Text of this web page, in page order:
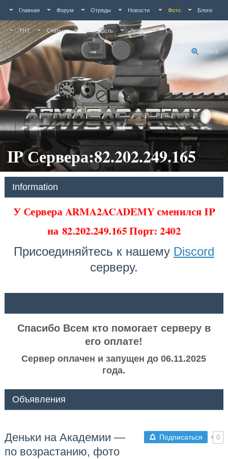
Главная Форум Отряды Новости Фото Блоги
ТНТ Статьи Активность Люди
Поиск
IP Сервера:82.202.249.165
Information
У Сервера ARMA2ACADEMY сменился IP
на82.202.249.165 Порт: 2402
Присоединяйтесь к нашему Discord
серверу.
Спасибо Всем кто помогает серверу в
его оплате!
Сервер оплачен и запущен до 06.11.2025
года.
Объявления
Подписаться 0
Деньки на Академии —
по возрастанию, фото